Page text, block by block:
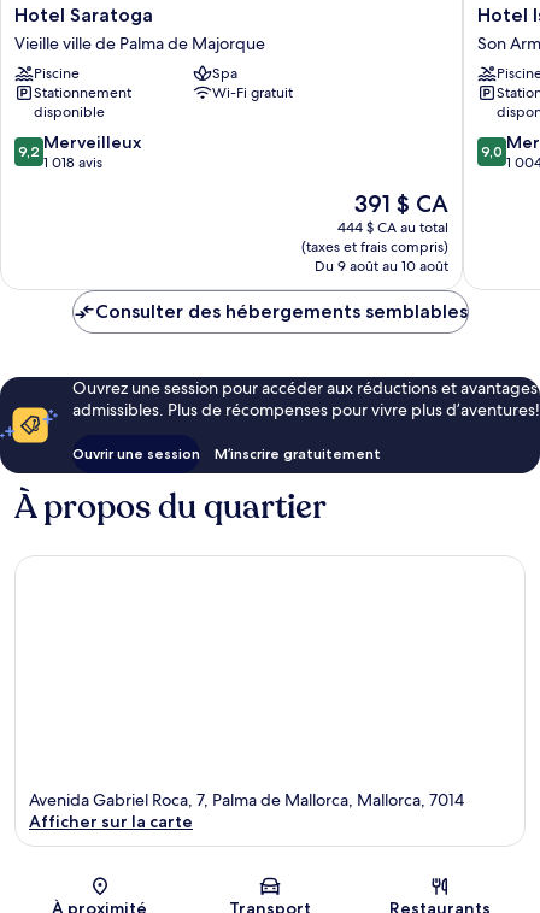
Hotel
Saratoga
Vieille
ville
de
Palma
de
Majorque
Hotel Saratoga
Vieille ville de Palma de Majorque
Piscine
Spa
Stationnement
disponible
Wi-Fi gratuit
9.2
sur
9,2 Merveilleux
1 018 avis
Le
prix
est
de
391 $ CA
391 $ CA
444 $ CA au total
(taxes et frais compris)
Du 9 août au 10 août
Hotel
Isla
Mallorca
&
Spa
Son
Hotel
Son
9.0
sur
9,0
1
Consulter des hébergements semblables
Ouvrez une session pour accéder aux réductions et avantages
admissibles. Plus de récompenses pour vivre plus d’aventures!
Ouvrir une session M’inscrire gratuitement
À propos du quartier
Carte
Avenida Gabriel Roca, 7, Palma de Mallorca, Mallorca, 7014
Afficher sur la carte
À proximité Transport Restaurants